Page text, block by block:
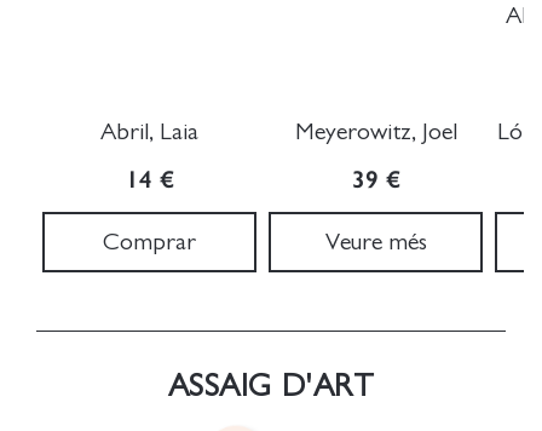
Abril, Laia
14 €
Comprar
Meyerowitz, Joel
39 €
Veure més
ASSAIG D'ART